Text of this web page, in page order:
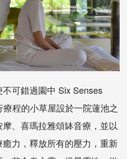
可錯過園中 Six Senses
程的小草屋設於一院蓮池之
、喜瑪拉雅頌缽音療，並以
力，釋放所有的壓力，重新